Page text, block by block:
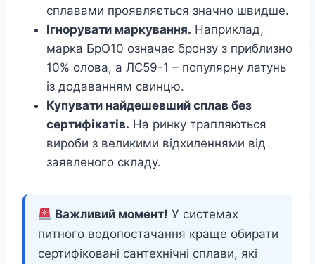
сплавами проявляється значно швидше.
Ігнорувати маркування. Наприклад,
марка БрО10 означає бронзу з приблизно
10% олова, а ЛС59-1 – популярну латунь
із додаванням свинцю.
Купувати найдешевший сплав без
сертифікатів. На ринку трапляються
вироби з великими відхиленнями від
заявленого складу.
Важливий момент! У системах
питного водопостачання краще обирати
сертифіковані сантехнічні сплави, які